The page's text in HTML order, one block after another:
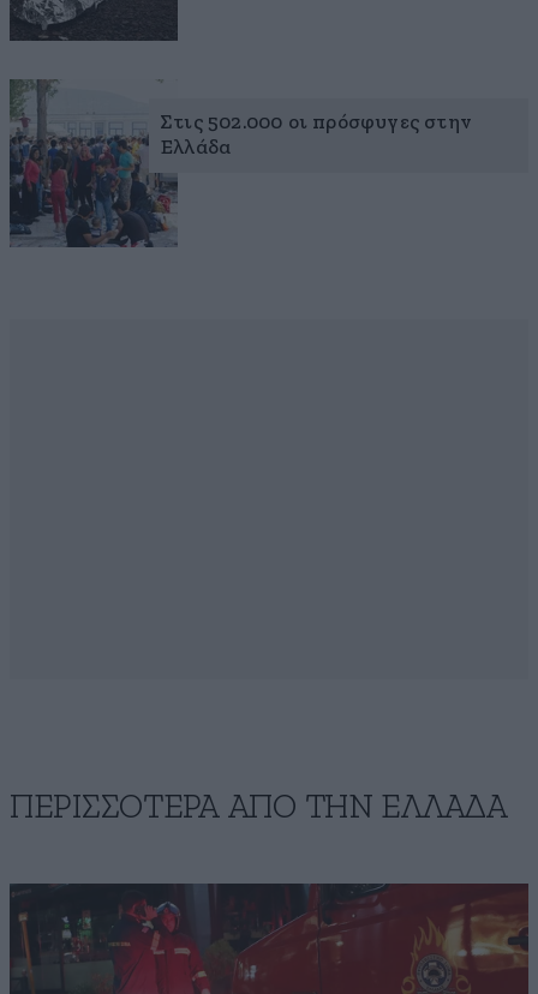
Στις 502.000 οι πρόσφυγες στην
Ελλάδα
ΠΕΡΙΣΣΟΤΕΡΑ ΑΠΟ ΤΗΝ ΕΛΛΑΔΑ